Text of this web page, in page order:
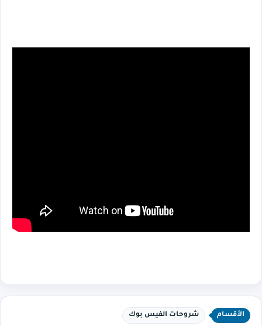
الأقسام شروحات الفيس بوك